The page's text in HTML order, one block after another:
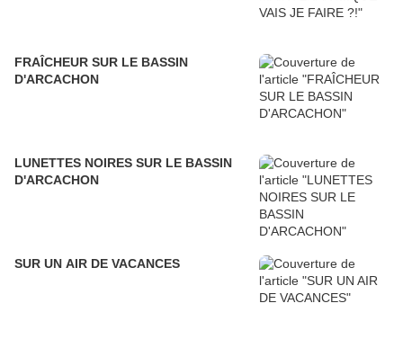
FRAÎCHEUR SUR LE BASSIN
D'ARCACHON
LUNETTES NOIRES SUR LE BASSIN
D'ARCACHON
SUR UN AIR DE VACANCES